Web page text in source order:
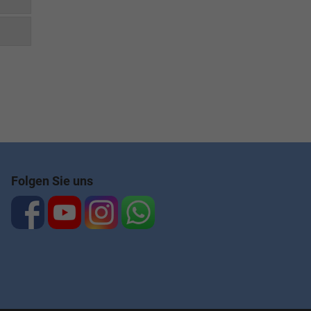
Folgen Sie uns